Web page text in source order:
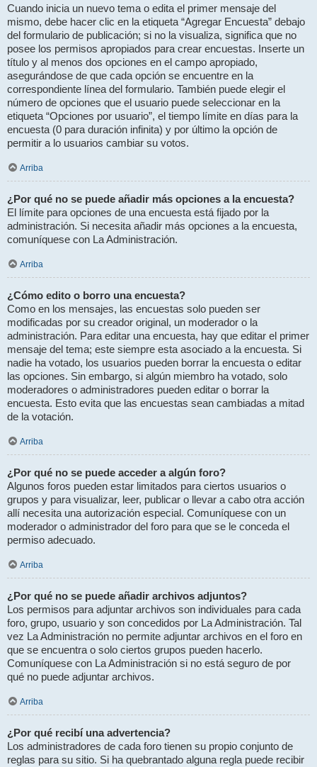
Cuando inicia un nuevo tema o edita el primer mensaje del
mismo, debe hacer clic en la etiqueta “Agregar Encuesta” debajo
del formulario de publicación; si no la visualiza, significa que no
posee los permisos apropiados para crear encuestas. Inserte un
título y al menos dos opciones en el campo apropiado,
asegurándose de que cada opción se encuentre en la
correspondiente línea del formulario. También puede elegir el
número de opciones que el usuario puede seleccionar en la
etiqueta “Opciones por usuario”, el tiempo límite en días para la
encuesta (0 para duración infinita) y por último la opción de
permitir a lo usuarios cambiar su votos.
Arriba
¿Por qué no se puede añadir más opciones a la encuesta?
El límite para opciones de una encuesta está fijado por la
administración. Si necesita añadir más opciones a la encuesta,
comuníquese con La Administración.
Arriba
¿Cómo edito o borro una encuesta?
Como en los mensajes, las encuestas solo pueden ser
modificadas por su creador original, un moderador o la
administración. Para editar una encuesta, hay que editar el primer
mensaje del tema; este siempre esta asociado a la encuesta. Si
nadie ha votado, los usuarios pueden borrar la encuesta o editar
las opciones. Sin embargo, si algún miembro ha votado, solo
moderadores o administradores pueden editar o borrar la
encuesta. Esto evita que las encuestas sean cambiadas a mitad
de la votación.
Arriba
¿Por qué no se puede acceder a algún foro?
Algunos foros pueden estar limitados para ciertos usuarios o
grupos y para visualizar, leer, publicar o llevar a cabo otra acción
allí necesita una autorización especial. Comuníquese con un
moderador o administrador del foro para que se le conceda el
permiso adecuado.
Arriba
¿Por qué no se puede añadir archivos adjuntos?
Los permisos para adjuntar archivos son individuales para cada
foro, grupo, usuario y son concedidos por La Administración. Tal
vez La Administración no permite adjuntar archivos en el foro en
que se encuentra o solo ciertos grupos pueden hacerlo.
Comuníquese con La Administración si no está seguro de por
qué no puede adjuntar archivos.
Arriba
¿Por qué recibí una advertencia?
Los administradores de cada foro tienen su propio conjunto de
reglas para su sitio. Si ha quebrantado alguna regla puede recibir